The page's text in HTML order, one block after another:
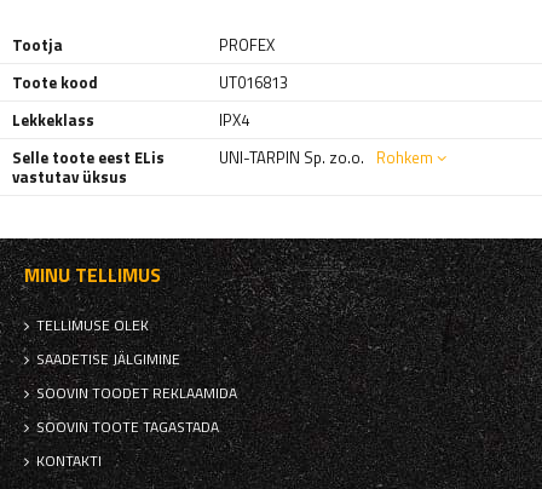
Tootja
PROFEX
Toote kood
UT016813
Lekkeklass
IPX4
Selle toote eest ELis
vastutav üksus
UNI-TARPIN Sp. zo.o. Rohkem
MINU TELLIMUS
TELLIMUSE OLEK
SAADETISE JÄLGIMINE
SOOVIN TOODET REKLAAMIDA
SOOVIN TOOTE TAGASTADA
KONTAKTI